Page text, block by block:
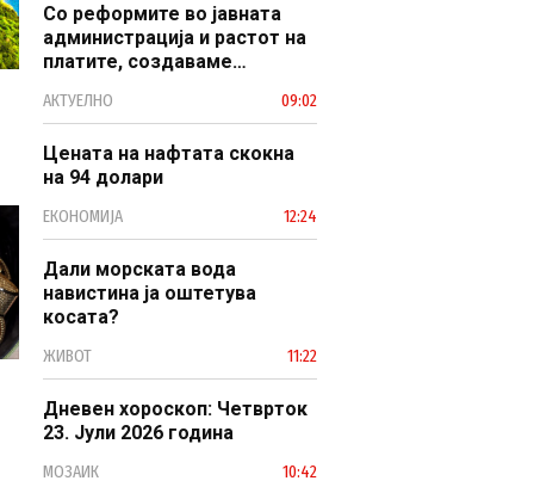
Со реформите во јавната
администрација и растот на
платите, создаваме
модерен јавен сектор
АКТУЕЛНО 09:02
Цената на нафтата скокна
на 94 долари
ЕКОНОМИЈА 12:24
Дали морската вода
навистина ја оштетува
косата?
ЖИВОТ 11:22
Дневен хороскоп: Четврток
23. Јули 2026 година
МОЗАИК 10:42